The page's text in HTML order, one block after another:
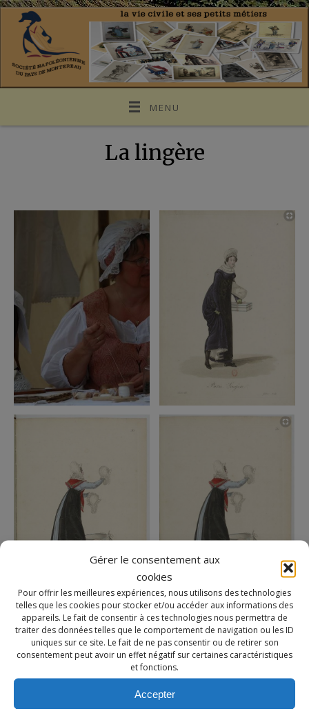
Gérer le consentement aux
cookies
Pour offrir les meilleures expériences, nous utilisons des technologies
telles que les cookies pour stocker et/ou accéder aux informations des
appareils. Le fait de consentir à ces technologies nous permettra de
traiter des données telles que le comportement de navigation ou les ID
uniques sur ce site. Le fait de ne pas consentir ou de retirer son
consentement peut avoir un effet négatif sur certaines caractéristiques
et fonctions.
Accepter
MENU
La lingère
Notre site utilise des cookies à des fins de
personnalisation de contenu dans ses différents services.
En utilisant ces derniers, vous acceptez l'utilisation des
cookies.
ACCEPTER